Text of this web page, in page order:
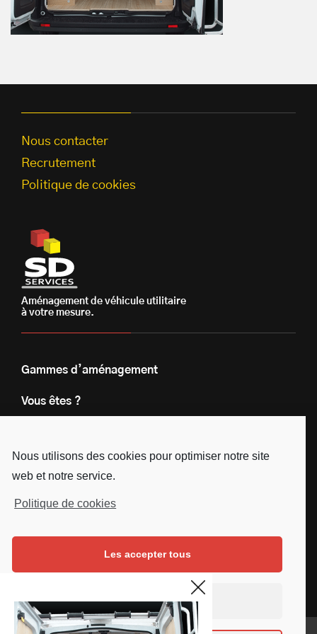
Nous utilisons des cookies pour optimiser notre site
web et notre service.
Politique de cookies
Les accepter tous
Continuer sans accepter
Nous contacter
Recrutement
Politique de cookies
Aménagement de véhicule utilitaire
à votre mesure.
Gammes d’aménagement
Vous êtes ?
Le groupe
Instagram
Linkedin
Youtube